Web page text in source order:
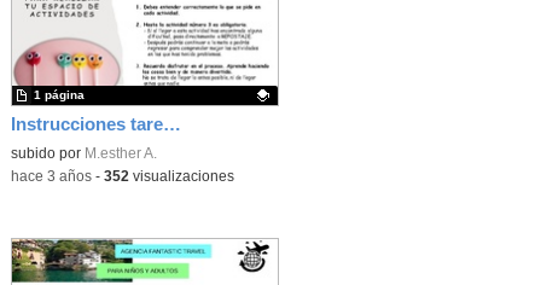
Instrucciones tarea 5
Contenido educativo.
subido por M.esther A.
1 página
-hace 3 años- 352visualizaciones